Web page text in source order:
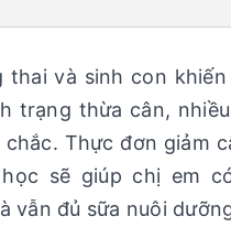
thai và sinh con khiến
trạng thừa cân,
Thực đơn giảm
sẽ giúp chị em
vẫn đủ sữa nuôi